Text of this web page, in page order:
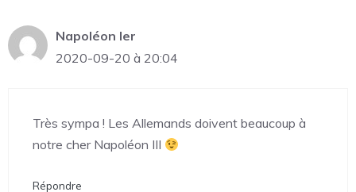
Napoléon Ier
2020-09-20 à 20:04
Très sympa ! Les Allemands doivent beaucoup à
notre cher Napoléon III
Répondre